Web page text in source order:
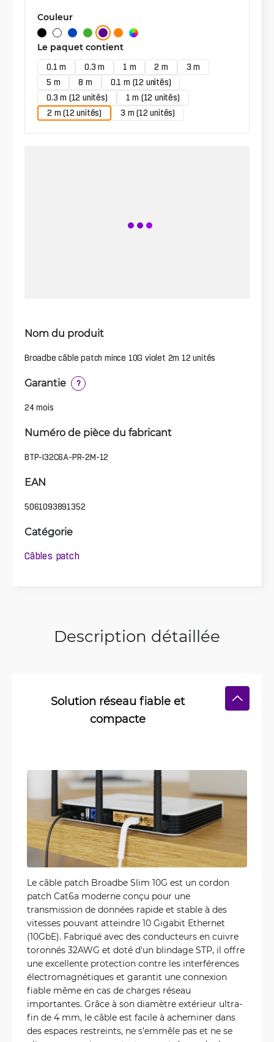
Couleur
Le paquet contient
0.1 m 0.3 m 1 m 2 m
3 m
5 m
8 m
0.1 m (12 unités)
0.3 m (12 unités)
1 m (12 unités)
2 m (12 unités)
3 m (12 unités)
Nom du produit
Broadbe câble patch mince 10G violet 2m 12 unités
Garantie ?
24 mois
Numéro de pièce du fabricant
BTP-I32C6A-PR-2M-12
EAN
5061093891352
Catégorie
Câbles patch
Description détaillée
Solution réseau fiable et
compacte
Le câble patch Broadbe Slim 10G est un cordon
patch Cat6a moderne conçu pour une
transmission de données rapide et stable à des
vitesses pouvant atteindre 10 Gigabit Ethernet
(10GbE). Fabriqué avec des conducteurs en cuivre
toronnés 32AWG et doté d'un blindage STP, il offre
une excellente protection contre les interférences
électromagnétiques et garantit une connexion
fiable même en cas de charges réseau
importantes. Grâce à son diamètre extérieur ultra-
fin de 4 mm, le câble est facile à acheminer dans
des espaces restreints, ne s'emmêle pas et ne se